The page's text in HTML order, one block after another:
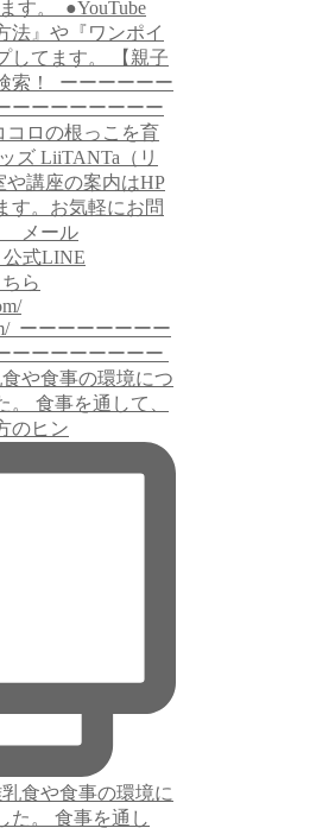
や食事の環境につ
。 食事を通して、
のヒン